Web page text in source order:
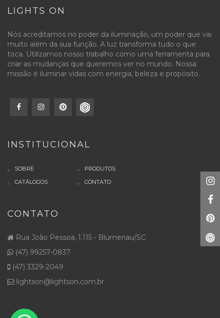
LIGHTS ON
Nós acreditamos no poder da iluminação, um poder que vai
muito além da sua função. A luz transforma tudo o que
toca. Utilizamos nosso trabalho como uma ferramenta para
criar as mudanças que queremos ver no mundo. Nossa
missão é iluminar vidas com energia, beleza e propósito.
INSTITUCIONAL
SOBRE
PRODUTOS
CATÁLOGOS
CONTATO
CONTATO
Rua João Pessoa, 1.115 - Blumenau/SC
(47) 99257-0837
(47) 3329-2049
lightson@lightson.com.br